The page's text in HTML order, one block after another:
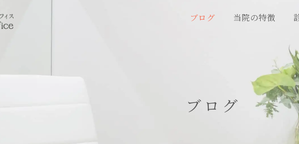
ブログ 当院の特徴
ブログ